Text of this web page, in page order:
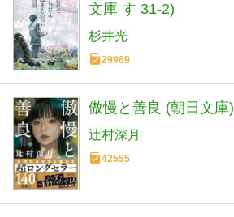
文庫 す 31-2)
杉井光
29969
傲慢と善良 (朝日文庫)
辻村深月
42555